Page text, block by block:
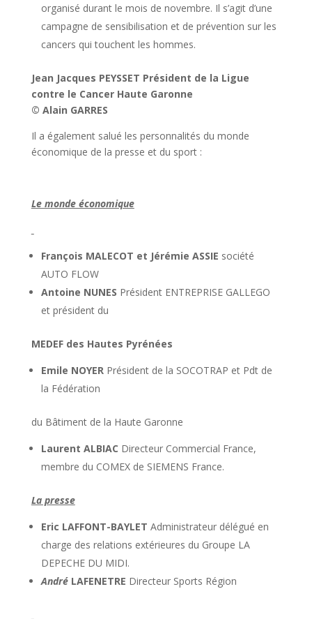
organisé durant le mois de novembre. Il s’agit d’une
campagne de sensibilisation et de prévention sur les
cancers qui touchent les hommes.
Jean Jacques PEYSSET Président de la Ligue
contre le Cancer Haute Garonne
© Alain GARRES
Il a également salué les personnalités du monde
économique de la presse et du sport :
Le monde économique
François MALECOT et Jérémie ASSIE société
AUTO FLOW
Antoine NUNES Président ENTREPRISE GALLEGO
et président du
MEDEF des Hautes Pyrénées
Emile NOYER Président de la SOCOTRAP et Pdt de
la Fédération
du Bâtiment de la Haute Garonne
Laurent ALBIAC Directeur Commercial France,
membre du COMEX de SIEMENS France.
La presse
Eric LAFFONT-BAYLET Administrateur délégué en
charge des relations extérieures du Groupe LA
DEPECHE DU MIDI.
André LAFENETRE Directeur Sports Région